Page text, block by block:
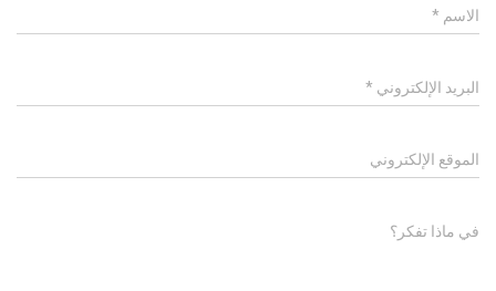
الاسم *
البريد الإلكتروني *
الموقع الإلكتروني
في ماذا تفكر؟